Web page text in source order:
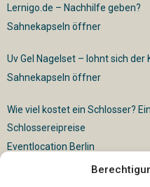
Lernigo.de – Nachhilfe geben?
Sahnekapseln öffner
Uv Gel Nagelset – lohnt sich der
Sahnekapseln öffner
Wie viel kostet ein Schlosser?
Schlossereipreise
Eventlocation Berlin
Für die vollautomatische